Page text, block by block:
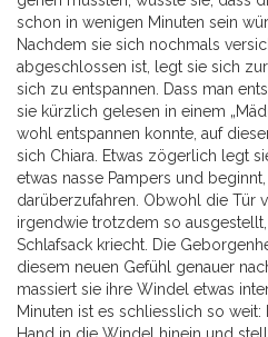
schon in wenigen Minuten sein
Nachdem sie sich nochmals
abgeschlossen ist, legt sie sich
sich zu entspannen. Dass man
sie kürzlich gelesen in einem
wohl entspannen konnte, auf
sich Chiara. Etwas zögerlich legt
etwas nasse Pampers und
darüberzufahren. Obwohl die Tür
irgendwie trotzdem so
Schlafsack kriecht. Die
diesem neuen Gefühl genauer
massiert sie ihre Windel etwas
Minuten ist es schliesslich so weit:
Hand in die Windel hinein und